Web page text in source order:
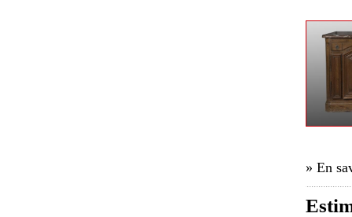
» En